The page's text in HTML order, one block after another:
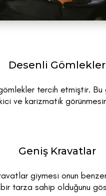
Desenli Gömlekler
tercih etmiştir. Bu
ve karizmatik
Geniş Kravatlar
giymesi onun
tarza sahip olduğunu